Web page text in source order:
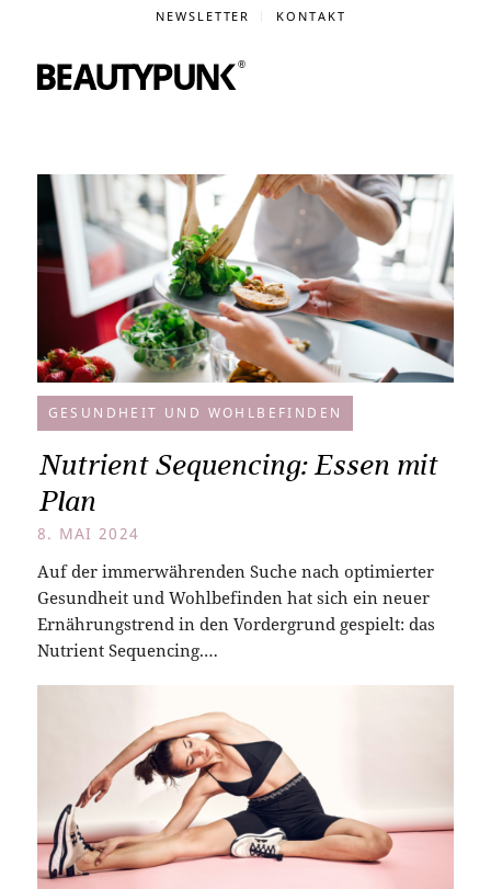
NEWSLETTER KONTAKT
GESUNDHEIT UND WOHLBEFINDEN
Nutrient Sequencing: Essen mit
Plan
8. MAI 2024
Auf der immerwährenden Suche nach optimierter
Gesundheit und Wohlbefinden hat sich ein neuer
Ernährungstrend in den Vordergrund gespielt: das
Nutrient Sequencing.…